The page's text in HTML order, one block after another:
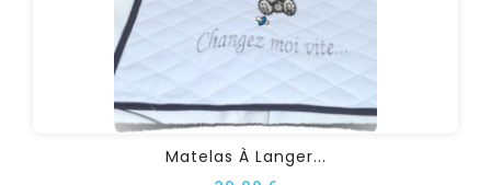
Matelas À Langer...